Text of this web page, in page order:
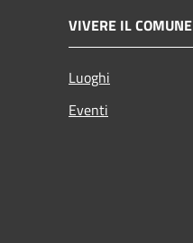
VIVERE IL COMUNE
Luoghi
Eventi